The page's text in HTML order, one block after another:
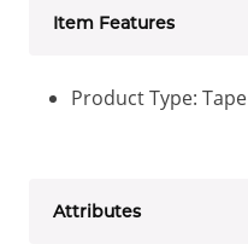
Item Features
Product Type: Tape
Attributes